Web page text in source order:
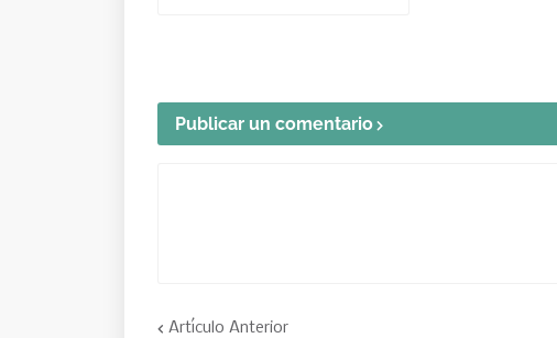
Publicar un comentario
Artículo Anterior